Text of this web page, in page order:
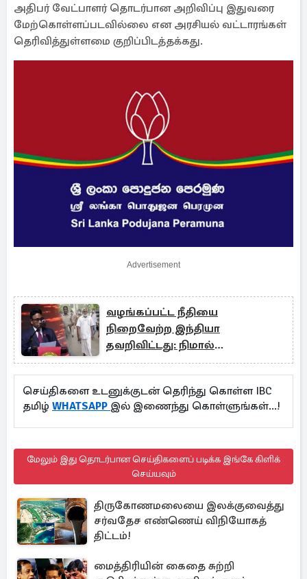
அதிபர் வேட்பாளர் தொடர்பான அறிவிப்பு இதுவரை
மேற்கொள்ளப்படவில்லை என அரசியல் வட்டாரங்கள்
தெரிவித்துள்ளமை குறிப்பிடத்தக்கது.
Advertisement
வழங்கப்பட்ட நீதியை
நிறைவேற்ற இந்தியா
தவறிவிட்டது: நிமால்
விநாயகமூர்த்தி
செய்திகளை உடனுக்குடன் தெரிந்து கொள்ள IBC
தமிழ் WHATSAPP இல் இணைந்து கொள்ளுங்கள்...!
மேலும் இது தொடர்பான செய்திகளைப் படிக்க இங்கே கிளிக்
செய்யவும்
திருகோணமலையை இலக்குவைத்து
சர்வதேச எண்ணெய் விநியோகத்
திட்டம்!
மைத்திரியின் கைதை சுற்றி